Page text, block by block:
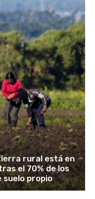
rural está en
el 70% de los
propio